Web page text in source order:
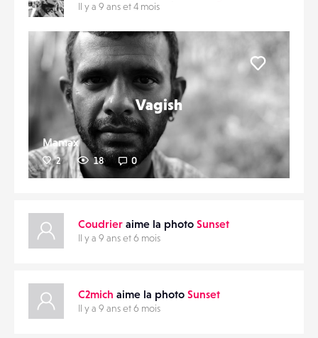
Il y a 9 ans et 4 mois
Vagish
Mamax
2 18 0
Coudrier aime la photo Sunset
Il y a 9 ans et 6 mois
C2mich aime la photo Sunset
Il y a 9 ans et 6 mois